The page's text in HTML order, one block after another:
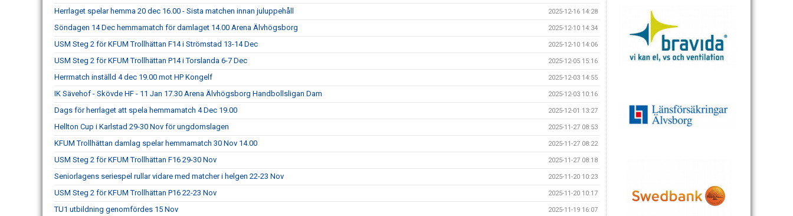
Herrlaget spelar hemma 20 dec 16.00 - Sista matchen innan juluppehåll 2025-12-16 14:28
Söndagen 14 Dec hemmamatch för damlaget 14.00 Arena Älvhögsborg 2025-12-10 14:34
USM Steg 2 för KFUM Trollhättan F14 i Strömstad 13-14 Dec 2025-12-10 14:06
USM Steg 2 för KFUM Trollhättan P14 i Torslanda 6-7 Dec 2025-12-05 15:16
Herrmatch inställd 4 dec 19.00 mot HP Kongelf 2025-12-03 14:55
IK Sävehof - Skövde HF - 11 Jan 17.30 Arena Älvhögsborg Handbollsligan Dam 2025-12-03 10:16
Dags för herrlaget att spela hemmamatch 4 Dec 19.00 2025-12-01 13:27
Hellton Cup i Karlstad 29-30 Nov för ungdomslagen 2025-11-27 08:53
KFUM Trollhättan damlag spelar hemmamatch 30 Nov 14.00 2025-11-27 08:22
USM Steg 2 för KFUM Trollhättan F16 29-30 Nov 2025-11-27 08:18
Seniorlagens seriespel rullar vidare med matcher i helgen 22-23 Nov 2025-11-20 10:23
USM Steg 2 för KFUM Trollhättan P16 22-23 Nov 2025-11-20 10:17
TU1 utbildning genomfördes 15 Nov 2025-11-19 16:07